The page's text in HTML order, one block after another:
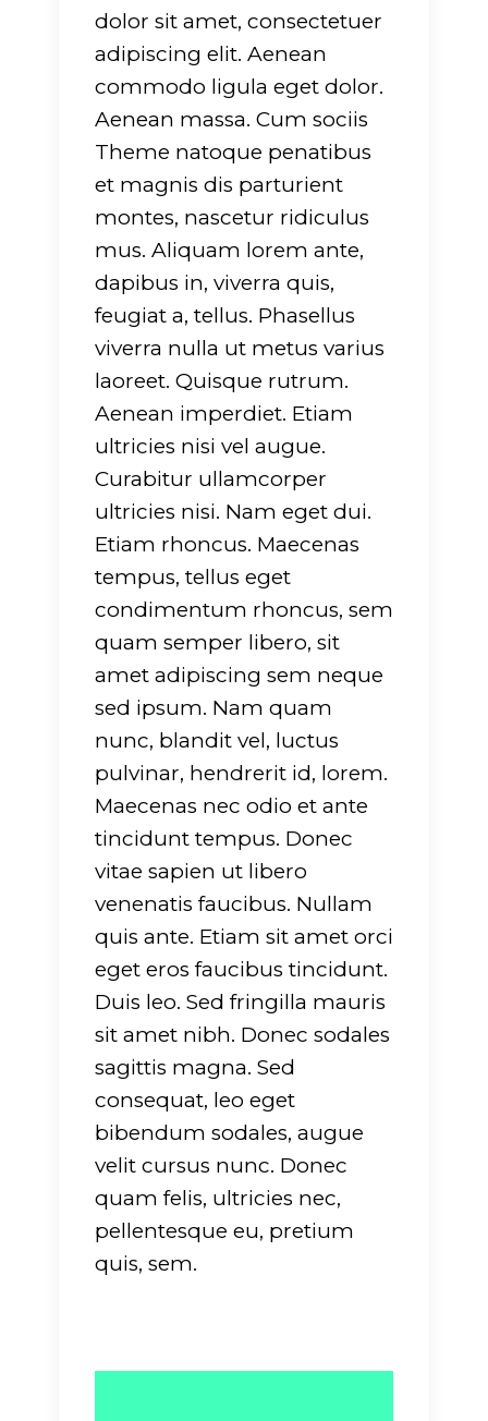
lib/mkdf.functions.php
: Undefined array
in
glide/apps/opt/public/wp-
themes/evently/framework/lib/
on line751
Warning: Undefined
key "extension" in
/srv/users/glide/apps/
content/themes/
on line751
dolor sit amet, consectetuer
adipiscing elit. Aenean
commodo ligula eget dolor.
Aenean massa. Cum sociis
Theme natoque penatibus
et magnis dis parturient
montes, nascetur ridiculus
mus. Aliquam lorem ante,
dapibus in, viverra quis,
feugiat a, tellus. Phasellus
viverra nulla ut metus varius
laoreet. Quisque rutrum.
Aenean imperdiet. Etiam
ultricies nisi vel augue.
Curabitur ullamcorper
ultricies nisi. Nam eget dui.
Etiam rhoncus. Maecenas
tempus, tellus eget
condimentum rhoncus, sem
quam semper libero, sit
amet adipiscing sem neque
sed ipsum. Nam quam
nunc, blandit vel, luctus
pulvinar, hendrerit id, lorem.
Maecenas nec odio et ante
tincidunt tempus. Donec
vitae sapien ut libero
venenatis faucibus. Nullam
quis ante. Etiam sit amet orci
eget eros faucibus tincidunt.
Duis leo. Sed fringilla mauris
sit amet nibh. Donec sodales
sagittis magna. Sed
consequat, leo eget
bibendum sodales, augue
velit cursus nunc. Donec
quam felis, ultricies nec,
pellentesque eu, pretium
quis, sem.